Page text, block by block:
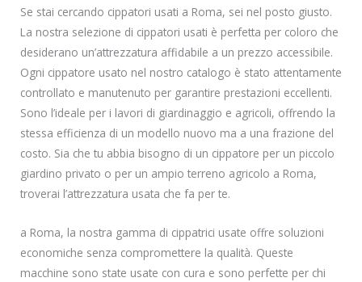
Se stai cercando cippatori usati a Roma, sei nel posto giusto.
La nostra selezione di cippatori usati è perfetta per coloro che
desiderano un’attrezzatura affidabile a un prezzo accessibile.
Ogni cippatore usato nel nostro catalogo è stato attentamente
controllato e manutenuto per garantire prestazioni eccellenti.
Sono l’ideale per i lavori di giardinaggio e agricoli, offrendo la
stessa efficienza di un modello nuovo ma a una frazione del
costo. Sia che tu abbia bisogno di un cippatore per un piccolo
giardino privato o per un ampio terreno agricolo a Roma,
troverai l’attrezzatura usata che fa per te.
a Roma, la nostra gamma di cippatrici usate offre soluzioni
economiche senza compromettere la qualità. Queste
macchine sono state usate con cura e sono perfette per chi